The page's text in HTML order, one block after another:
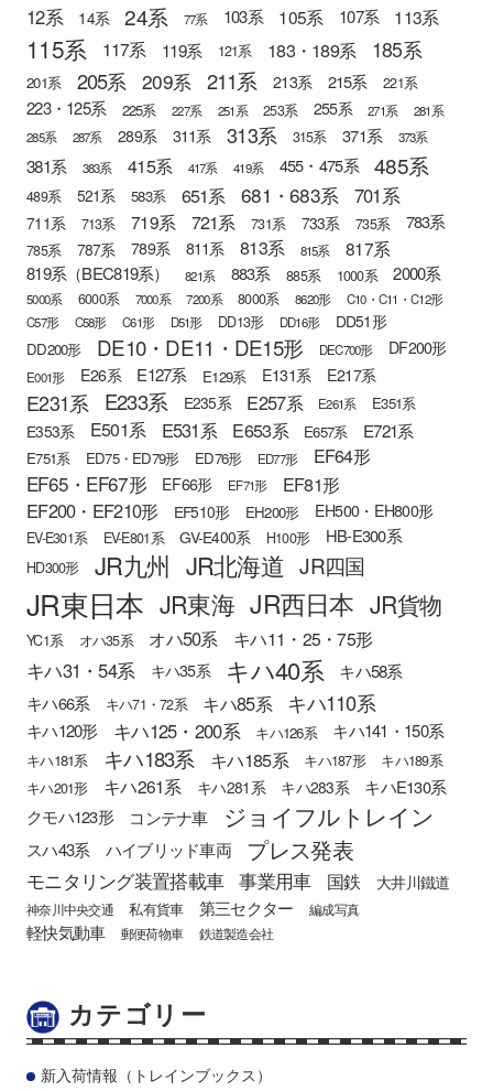
12系 14系 24系 77系 103系 105系 107系 113系
115系 117系 119系 121系 183・189系 185系
201系 205系 209系 211系 213系 215系 221系
223・125系 225系 227系 251系 253系 255系 271系
281系
285系
287系 289系 311系 313系 315系 371系 373系
381系 383系 415系 417系 419系 455・475系 485系
489系 521系 583系 651系 681・683系 701系
711系 713系 719系 721系 731系 733系 735系 783系
785系 787系 789系 811系 813系 815系 817系
819系（BEC819系） 821系 883系 885系 1000系 2000系
5000系 6000系 7000系 7200系 8000系 8620形
C10・C11・C12形
C57形
C58形 C61形 D51形 DD13形 DD16形 DD51形
DD200形 DE10・DE11・DE15形 DEC700形 DF200形
E001形 E26系 E127系 E129系 E131系 E217系
E231系 E233系 E235系 E257系 E261系 E351系
E353系 E501系 E531系 E653系 E657系 E721系
E751系 ED75・ED79形 ED76形 ED77形 EF64形
EF65・EF67形 EF66形 EF71形
EF81形
EF200・EF210形
EF510形 EH200形 EH500・EH800形
EV-E301系 EV-E801系 GV-E400系 H100形 HB-E300系
HD300形 JR九州 JR北海道 JR四国
JR東日本 JR東海 JR西日本 JR貨物
YC1系 オハ35系 オハ50系 キハ11・25・75形
キハ31・54系 キハ35系 キハ40系 キハ58系
キハ66系 キハ71・72系 キハ85系 キハ110系
キハ120形 キハ125・200系 キハ126系 キハ141・150系
キハ181系 キハ183系 キハ185系 キハ187形
キハ189系
キハ201形
キハ261系 キハ281系 キハ283系
キハE130系
クモハ123形
コンテナ車 ジョイフルトレイン
スハ43系 ハイブリッド車両 プレス発表
モニタリング装置搭載車 事業用車 国鉄 大井川鐵道
神奈川中央交通 私有貨車 第三セクター 編成写真
軽快気動車 郵便荷物車 鉄道製造会社
カテゴリー
新入荷情報（トレインブックス）